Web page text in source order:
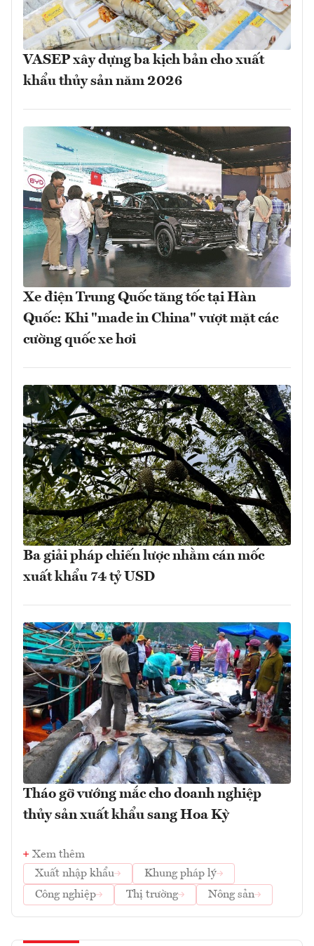
VASEP xây dựng ba kịch bản cho xuất
khẩu thủy sản năm 2026
Xe điện Trung Quốc tăng tốc tại Hàn
Quốc: Khi "made in China" vượt mặt các
cường quốc xe hơi
Ba giải pháp chiến lược nhằm cán mốc
xuất khẩu 74 tỷ USD
Tháo gỡ vướng mắc cho doanh nghiệp
thủy sản xuất khẩu sang Hoa Kỳ
Xem thêm
Xuất nhập khẩu
Khung pháp lý
Công nghiệp
Thị trường Nông sản